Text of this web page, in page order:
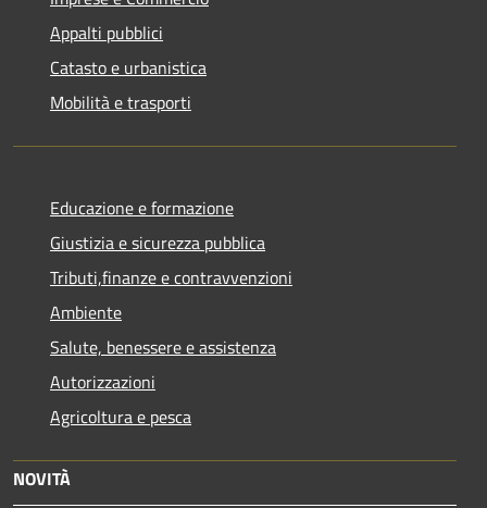
Appalti pubblici
Catasto e urbanistica
Mobilità e trasporti
Educazione e formazione
Giustizia e sicurezza pubblica
Tributi,finanze e contravvenzioni
Ambiente
Salute, benessere e assistenza
Autorizzazioni
Agricoltura e pesca
NOVITÀ